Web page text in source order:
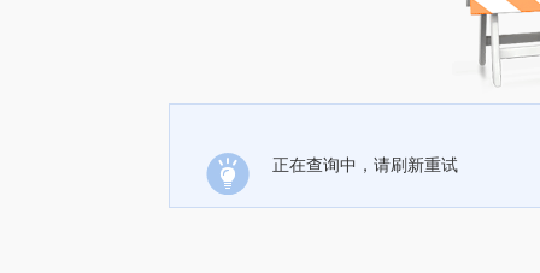
正在查询中，请刷新重试